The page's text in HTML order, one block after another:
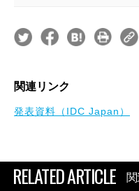
関連リンク
発表資料（IDC Japan）
RELATED ARTICLE